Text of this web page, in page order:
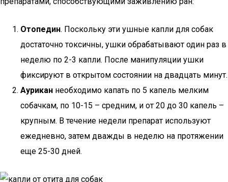
Отопедин. Поскольку эти ушные капли для собак
достаточно токсичны, ушки обрабатывают один раз в
неделю по 2-3 капли. После манипуляции ушки
фиксируют в открытом состоянии на двадцать минут.
Аурикан необходимо капать по 5 капель мелким
собачкам, по 10-15 – средним, и от 20 до 30 капель –
крупным. В течение недели препарат используют
ежедневно, затем дважды в неделю на протяжении
еще 25-30 дней.